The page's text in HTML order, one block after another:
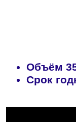
Объём
Срок